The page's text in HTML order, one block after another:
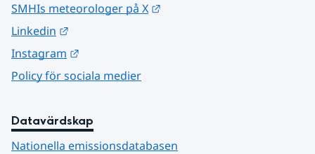
SMHIs meteorologer på X
Linkedin
Instagram
Policy för sociala medier
Datavärdskap
Nationella emissionsdatabasen